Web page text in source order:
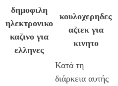
δημοφιλη
ηλεκτρονικο
καζινο για
ελληνες
κουλοχερηδες
αζτεκ για
κινητο
Κατά τη
διάρκεια αυτής